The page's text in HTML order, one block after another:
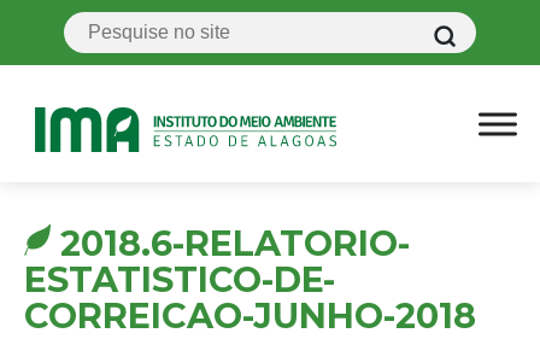
2018.6-RELATORIO-
ESTATISTICO-DE-
CORREICAO-JUNHO-2018